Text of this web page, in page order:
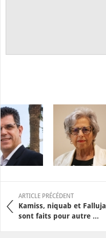
ARTICLE PRÉCÉDENT
Kamiss, niquab et Falluja
sont faits pour autre ...